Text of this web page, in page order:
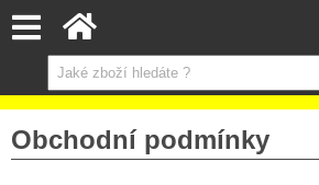
Obchodní podmínky